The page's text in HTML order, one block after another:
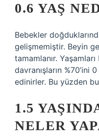
0.6 YAŞ
Bebekler
gelişmemiştir. Beyin
tamamlanır.
davranışların %70’ini
edinirler. Bu yüzden
1.5
NELER